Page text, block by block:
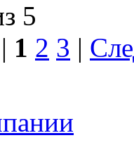
5
1 2 3 |